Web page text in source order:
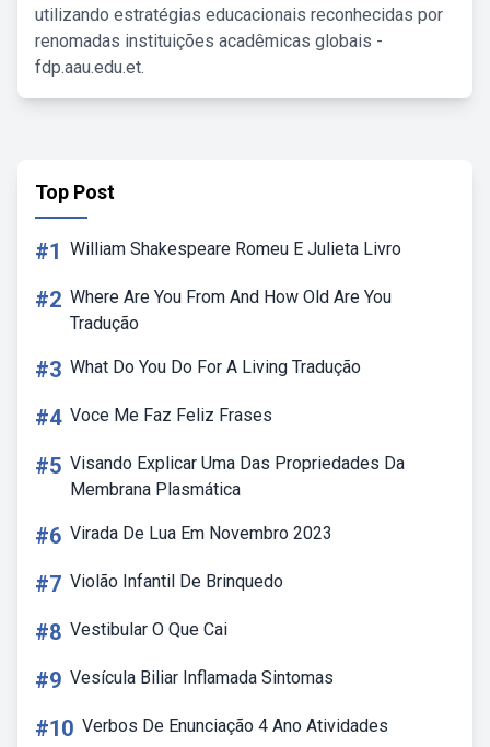
utilizando estratégias educacionais reconhecidas por
renomadas instituições acadêmicas globais -
fdp.aau.edu.et.
Top Post
#1 William Shakespeare Romeu E Julieta Livro
#2 Where Are You From And How Old Are You
Tradução
#3 What Do You Do For A Living Tradução
#4 Voce Me Faz Feliz Frases
#5 Visando Explicar Uma Das Propriedades Da
Membrana Plasmática
#6 Virada De Lua Em Novembro 2023
#7 Violão Infantil De Brinquedo
#8 Vestibular O Que Cai
#9 Vesícula Biliar Inflamada Sintomas
#10 Verbos De Enunciação 4 Ano Atividades